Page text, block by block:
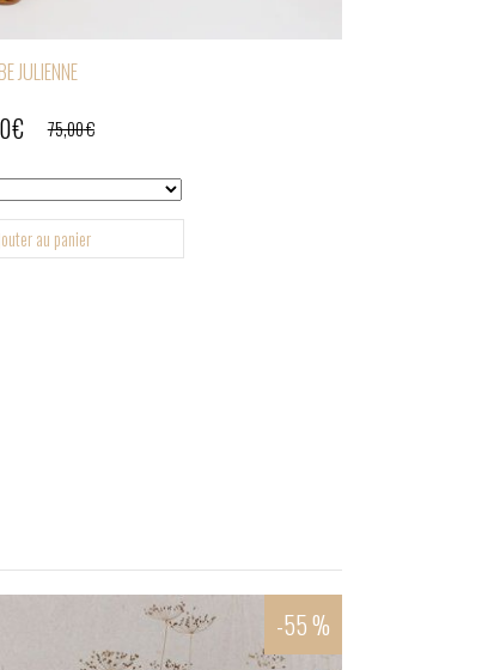
JULIENNE
€ 75,00€
au panier
-55 %